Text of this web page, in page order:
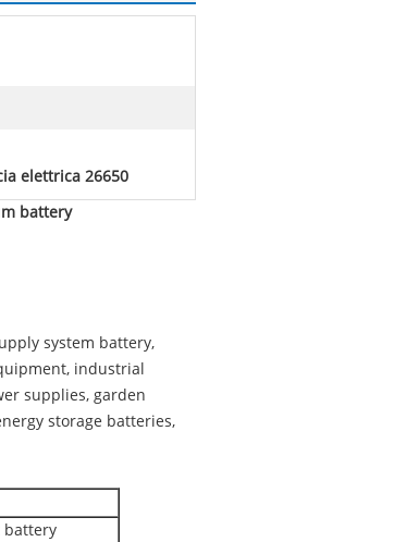
elettrica 26650
battery
system battery,
industrial
supplies, garden
storage batteries,
battery